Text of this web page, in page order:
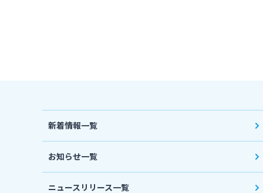
新着情報一覧
お知らせ一覧
ニュースリリース一覧